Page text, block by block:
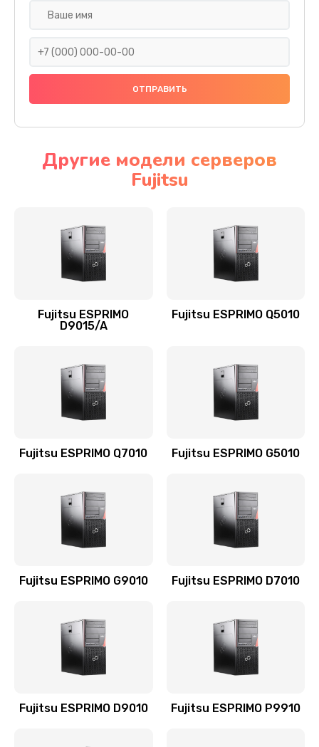
Другие модели серверов
Fujitsu
Fujitsu ESPRIMO
D9015/A
Fujitsu ESPRIMO Q5010
Fujitsu ESPRIMO Q7010 Fujitsu ESPRIMO G5010
Fujitsu ESPRIMO G9010 Fujitsu ESPRIMO D7010
Fujitsu ESPRIMO D9010 Fujitsu ESPRIMO P9910